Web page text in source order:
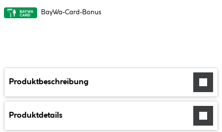
BayWa-Card-Bonus
Produktbeschreibung
Produktdetails